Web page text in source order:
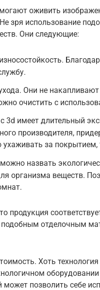
оживить
зря использование
Они следующие:
Они не
очистить с
3d имеет длительный
производителя,
ухаживать за
назвать
организма веществ.
продукция
отделочным
Хоть
позволить себе